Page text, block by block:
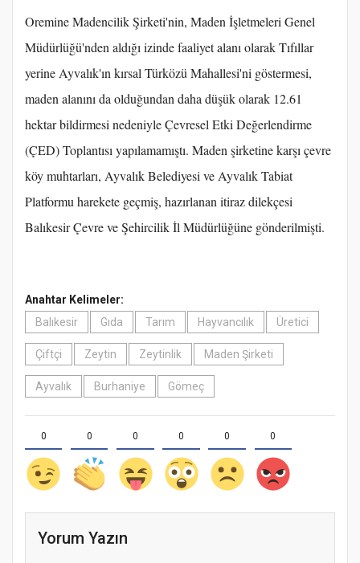
Oremine Madencilik Şirketi'nin, Maden İşletmeleri Genel
Müdürlüğü'nden aldığı izinde faaliyet alanı olarak Tıfıllar
yerine Ayvalık'ın kırsal Türközü Mahallesi'ni göstermesi,
maden alanını da olduğundan daha düşük olarak 12.61
hektar bildirmesi nedeniyle Çevresel Etki Değerlendirme
(ÇED) Toplantısı yapılamamıştı. Maden şirketine karşı çevre
köy muhtarları, Ayvalık Belediyesi ve Ayvalık Tabiat
Platformu harekete geçmiş, hazırlanan itiraz dilekçesi
Balıkesir Çevre ve Şehircilik İl Müdürlüğüne gönderilmişti.
Anahtar Kelimeler:
Balıkesir
Gıda Tarım Hayvancılık Üretici
Çiftçi Zeytin Zeytinlik Maden Şirketi
Ayvalık Burhaniye Gömeç
0 0 0 0 0 0
Yorum Yazın